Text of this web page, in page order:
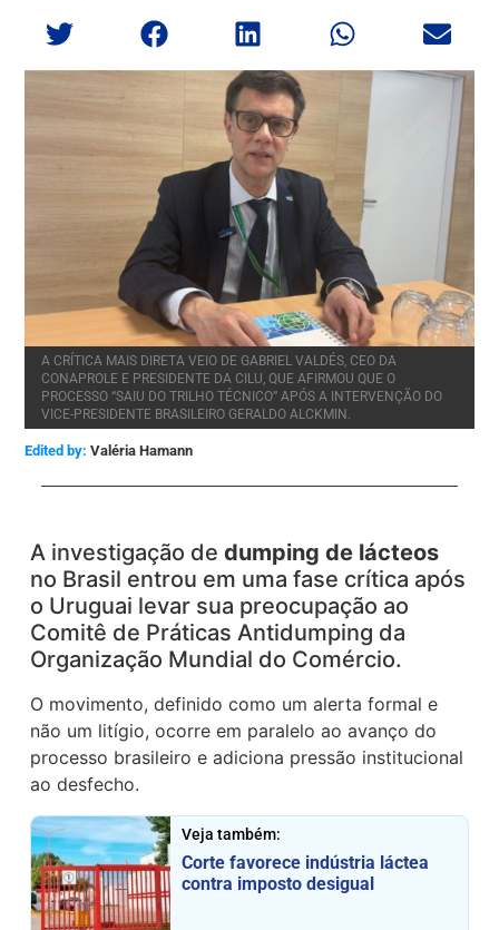
A CRÍTICA MAIS DIRETA VEIO DE GABRIEL VALDÉS, CEO DA
CONAPROLE E PRESIDENTE DA CILU, QUE AFIRMOU QUE O
PROCESSO “SAIU DO TRILHO TÉCNICO” APÓS A INTERVENÇÃO DO
VICE-PRESIDENTE BRASILEIRO GERALDO ALCKMIN.
Edited by: Valéria Hamann
A investigação dedumping de lácteos
no Brasil entrou em uma fase crítica após
o Uruguai levar sua preocupação ao
Comitê de Práticas Antidumping da
Organização Mundial do Comércio.
O movimento, definido como um alerta formal e
não um litígio, ocorre em paralelo ao avanço do
processo brasileiro e adiciona pressão institucional
ao desfecho.
Veja também:
Corte favorece indústria láctea
contra imposto desigual